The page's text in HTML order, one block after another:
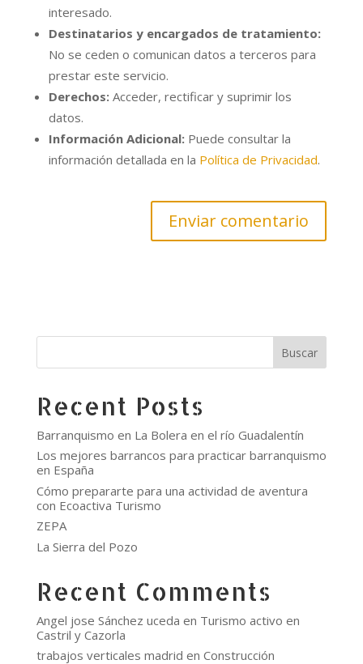
interesado.
Destinatarios y encargados de tratamiento:
No se ceden o comunican datos a terceros para
prestar este servicio.
Derechos:Acceder, rectificar y suprimir los
datos.
Información Adicional:Puede consultar la
información detallada en la Política de Privacidad.
Buscar
Recent Posts
Barranquismo en La Bolera en el río Guadalentín
Los mejores barrancos para practicar barranquismo
en España
Cómo prepararte para una actividad de aventura
con Ecoactiva Turismo
ZEPA
La Sierra del Pozo
Recent Comments
Angel jose Sánchez uceda en Turismo activo en
Castril y Cazorla
trabajos verticales madrid en Construcción